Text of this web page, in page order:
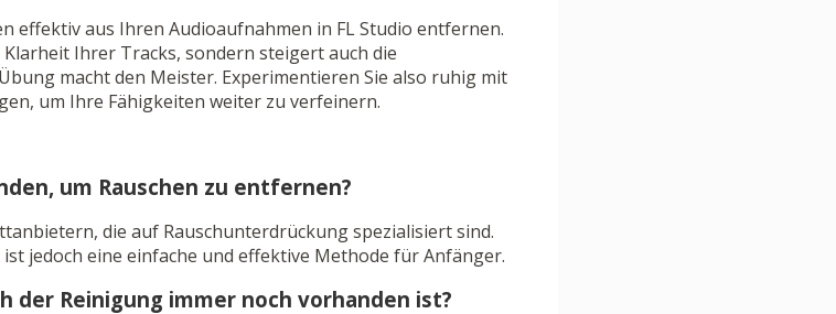
effektiv aus Ihren Audioaufnahmen in FL Studio entfernen.
Ihrer Tracks, sondern steigert auch die
macht den Meister. Experimentieren Sie also ruhig mit
um Ihre Fähigkeiten weiter zu verfeinern.
um Rauschen zu entfernen?
die auf Rauschunterdrückung spezialisiert sind.
jedoch eine einfache und effektive Methode für Anfänger.
der Reinigung immer noch vorhanden ist?